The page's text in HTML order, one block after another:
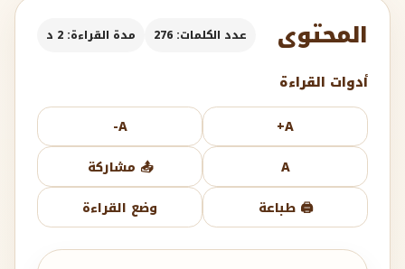
المحتوى عدد الكلمات: 276 مدة القراءة: 2 د
أدوات القراءة
A+
A-
A
📤 مشاركة
🖨️ طباعة
وضع القراءة